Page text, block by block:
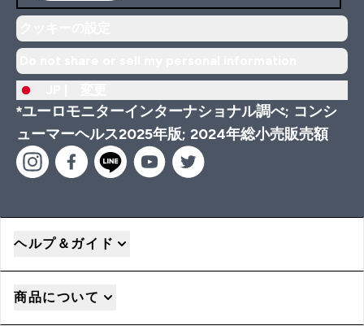
*ユーロモニターインターナショナル調べ; コンシ
ューマーヘルス2025年版; 2024年総小売販売額
ヘルプ＆ガイド
商品について